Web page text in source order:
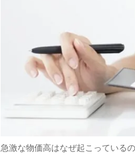
急激な物価高はなぜ起こっている